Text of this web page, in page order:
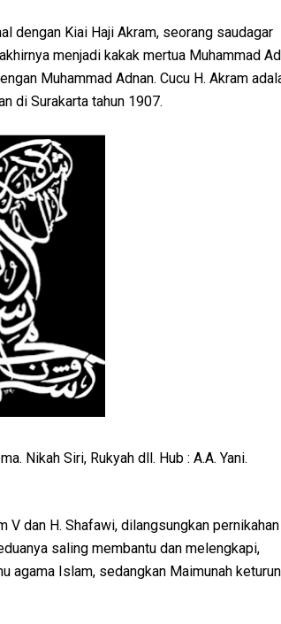
dengan Kiai Haji Akram, seorang saudagar
menjadi kakak mertua Muhammad
Muhammad Adnan. Cucu H. Akram
di Surakarta tahun 1907.
Nikah Siri, Rukyah dll. Hub : A.A. Yani.
V dan H. Shafawi, dilangsungkan pernikahan
saling membantu dan melengkapi,
agama Islam, sedangkan Maimunah